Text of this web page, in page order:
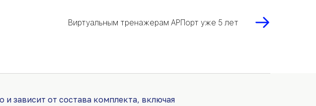
Виртуальным тренажерам АРПорт уже 5 лет
зависит от состава комплекта, включая